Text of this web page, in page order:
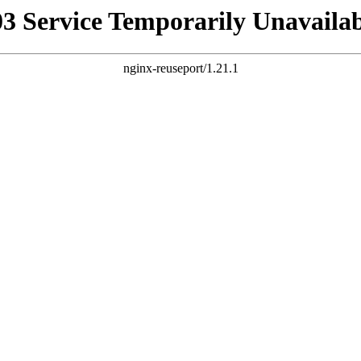
Service Temporarily
nginx-reuseport/1.21.1